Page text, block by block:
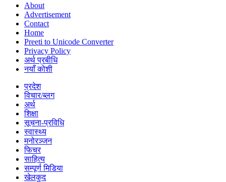
About
Advertisement
Contact
Home
Preeti to Unicode Converter
Privacy Policy
अर्थ प्रबीधि
नयाँ कोशी
प्रदेश
विचार/ब्लग
अर्थ
शिक्षा
सूचना-प्रविधि
स्वास्थ्य
मनोरञ्जन
फिचर
साहित्य
सम्पूर्ण मिडिया
खेलकुद